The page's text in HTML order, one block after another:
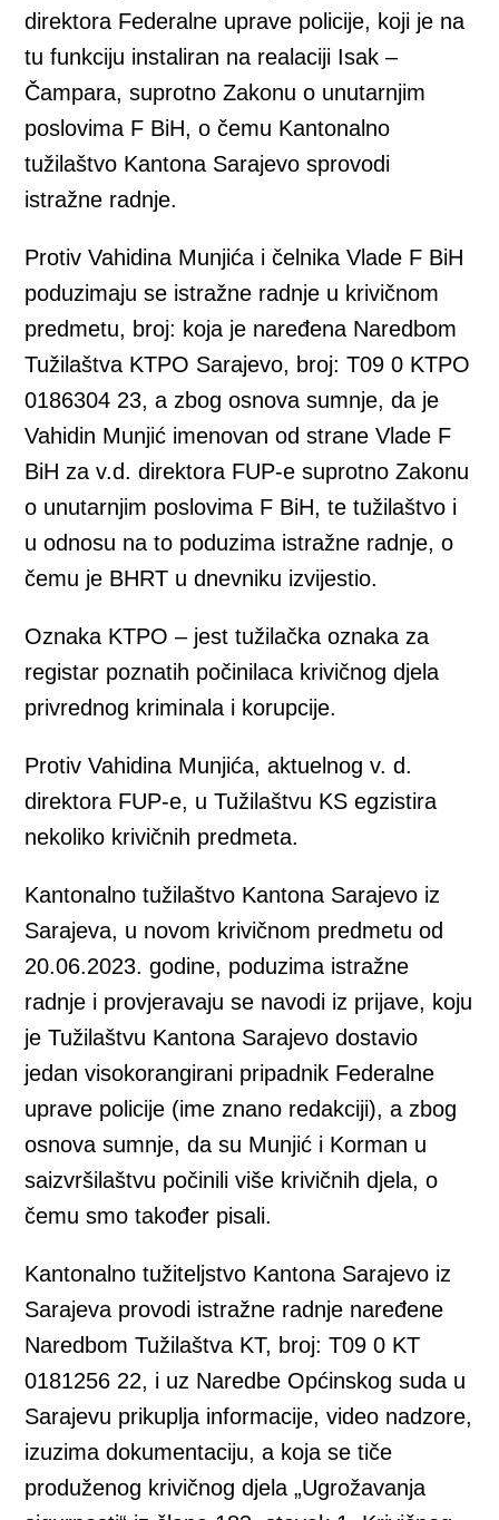
direktora Federalne uprave policije, koji je na
tu funkciju instaliran na realaciji Isak –
Čampara, suprotno Zakonu o unutarnjim
poslovima F BiH, o čemu Kantonalno
tužilaštvo Kantona Sarajevo sprovodi
istražne radnje.
Protiv Vahidina Munjića i čelnika Vlade F BiH
poduzimaju se istražne radnje u krivičnom
predmetu, broj: koja je naređena Naredbom
Tužilaštva KTPO Sarajevo, broj: T09 0 KTPO
0186304 23, a zbog osnova sumnje, da je
Vahidin Munjić imenovan od strane Vlade F
BiH za v.d. direktora FUP-e suprotno Zakonu
o unutarnjim poslovima F BiH, te tužilaštvo i
u odnosu na to poduzima istražne radnje, o
čemu je BHRT u dnevniku izvijestio.
Oznaka KTPO – jest tužilačka oznaka za
registar poznatih počinilaca krivičnog djela
privrednog kriminala i korupcije.
Protiv Vahidina Munjića, aktuelnog v. d.
direktora FUP-e, u Tužilaštvu KS egzistira
nekoliko krivičnih predmeta.
Kantonalno tužilaštvo Kantona Sarajevo iz
Sarajeva, u novom krivičnom predmetu od
20.06.2023. godine, poduzima istražne
radnje i provjeravaju se navodi iz prijave, koju
je Tužilaštvu Kantona Sarajevo dostavio
jedan visokorangirani pripadnik Federalne
uprave policije (ime znano redakciji), a zbog
osnova sumnje, da su Munjić i Korman u
saizvršilaštvu počinili više krivičnih djela, o
čemu smo također pisali.
Kantonalno tužiteljstvo Kantona Sarajevo iz
Sarajeva provodi istražne radnje naređene
Naredbom Tužilaštva KT, broj: T09 0 KT
0181256 22, i uz Naredbe Općinskog suda u
Sarajevu prikuplja informacije, video nadzore,
izuzima dokumentaciju, a koja se tiče
produženog krivičnog djela „Ugrožavanja